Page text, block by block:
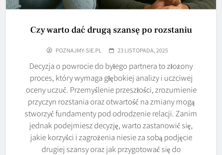
Czy warto dać drugą szansę po rozstaniu
POZNAJMY-SIE.PL 23 LISTOPADA, 2025
Decyzja o powrocie do byłego partnera to złożony
proces, który wymaga głębokiej analizy i uczciwej
oceny uczuć. Przemyślenie przeszłości, zrozumienie
przyczyn rozstania oraz otwartość na zmiany mogą
stworzyć fundamenty pod odrodzenie relacji. Zanim
jednak podejmiesz decyzję, warto zastanowić się,
jakie korzyści i zagrożenia niesie za sobą podjęcie
drugiej szansy oraz jak przygotować się do